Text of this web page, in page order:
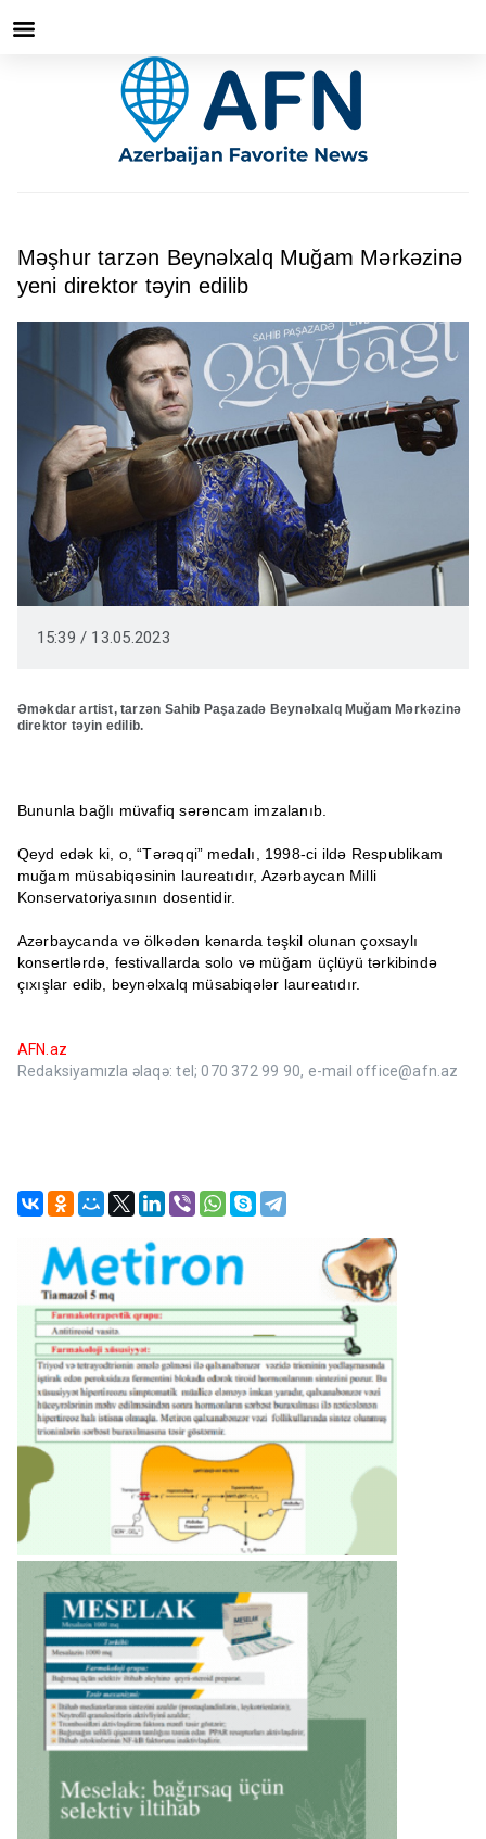
Məşhur tarzən Beynəlxalq Muğam Mərkəzinə
yeni direktor təyin edilib
15:39 / 13.05.2023
Əməkdar artist, tarzən Sahib Paşazadə Beynəlxalq Muğam Mərkəzinə
direktor təyin edilib.
Bununla bağlı müvafiq sərəncam imzalanıb.
Qeyd edək ki, o, “Tərəqqi” medalı, 1998-ci ildə Respublikam
muğam müsabiqəsinin laureatıdır, Azərbaycan Milli
Konservatoriyasının dosentidir.
Azərbaycanda və ölkədən kənarda təşkil olunan çoxsaylı
konsertlərdə, festivallarda solo və müğam üçlüyü tərkibində
çıxışlar edib, beynəlxalq müsabiqələr laureatıdır.
AFN.az
Redaksiyamızla əlaqə: tel; 070 372 99 90, e-mail office@afn.az